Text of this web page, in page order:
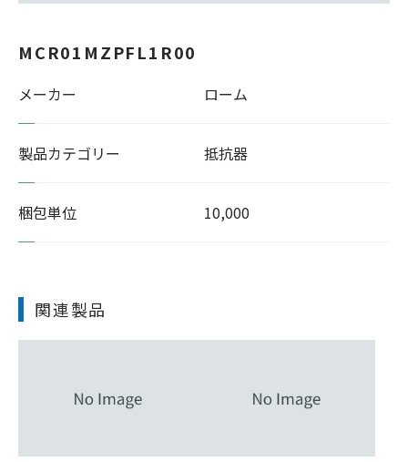
MCR01MZPFL1R00
メーカー ローム
製品カテゴリー 抵抗器
梱包単位 10,000
関連製品